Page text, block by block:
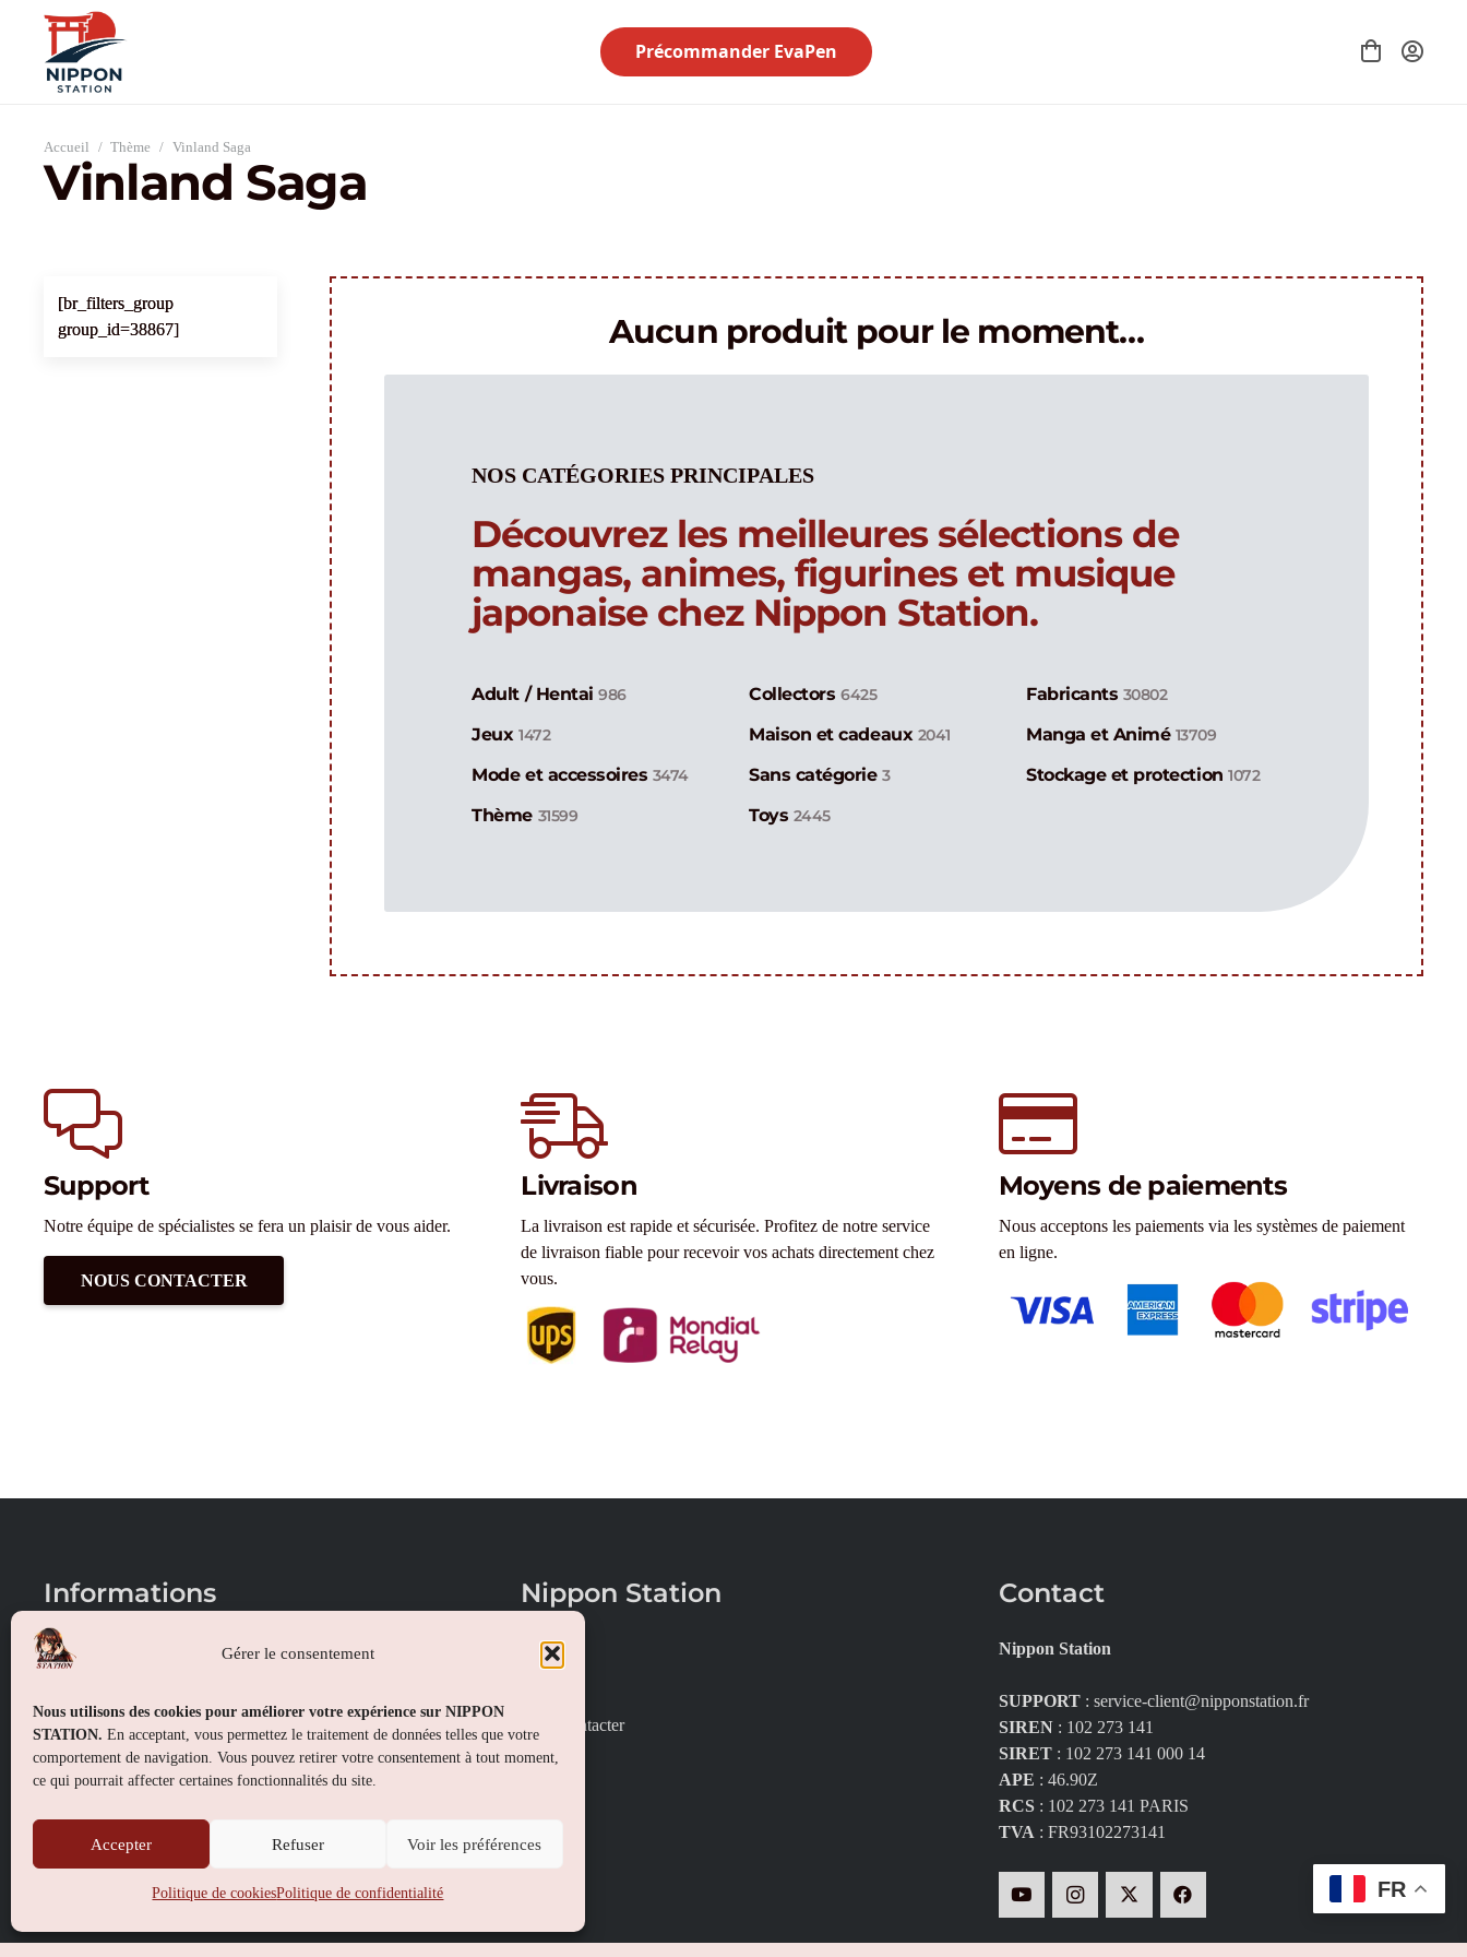
Gérer le consentement
Nous utilisons des cookies pour améliorer votre expérience sur NIPPON
STATION. En acceptant, vous permettez le traitement de données telles que votre
comportement de navigation. Vous pouvez retirer votre consentement à tout moment,
ce qui pourrait affecter certaines fonctionnalités du site.
Accepter Refuser Voir les préférences
Politique de cookiesPolitique de confidentialité
Précommander EvaPen
Accueil / Thème / Vinland Saga
Vinland Saga
[br_filters_group
group_id=38867]
Aucun produit pour le moment…
NOS CATÉGORIES PRINCIPALES
Découvrez les meilleures sélections de
mangas, animes, figurines et musique
japonaise chez Nippon Station.
Adult / Hentai986 Collectors 6425 Fabricants 30802
Jeux 1472 Maison et cadeaux 2041 Manga et Animé 13709
Mode et accessoires 3474 Sans catégorie3 Stockage et protection1072
Thème 31599 Toys 2445
Support
Notre équipe de spécialistes se fera un plaisir de vous aider.
NOUS CONTACTER
Livraison
La livraison est rapide et sécurisée. Profitez de notre service
de livraison fiable pour recevoir vos achats directement chez
vous.
Moyens de paiements
Nous acceptons les paiements via les systèmes de paiement
en ligne.
Informations
Conditions générales de vente
Politique de confidentialité
Politique de cookies (UE)
Nippon Station
À propos
Nous contacter
Contact
Nippon Station
SUPPORT: service-client@nipponstation.fr
SIREN: 102 273 141
SIRET: 102 273 141 000 14
APE : 46.90Z
RCS: 102 273 141 PARIS
TVA: FR93102273141
FR